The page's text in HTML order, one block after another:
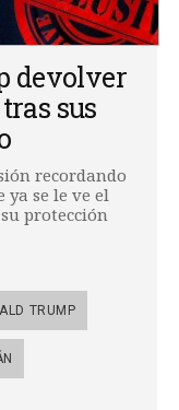
devolver
sus
recordando
se le ve el
protección
TRUMP